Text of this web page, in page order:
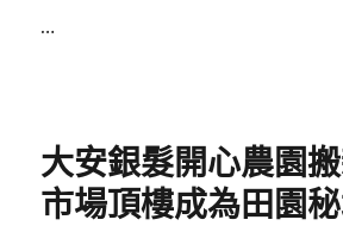
…
大安銀髮開心農園
市場頂樓成為田園